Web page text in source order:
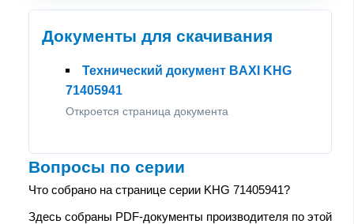
Документы для скачивания
Технический документ BAXI KHG
71405941
Откроется страница документа
Вопросы по серии
Что собрано на странице серии KHG 71405941?
Здесь собраны PDF-документы производителя по этой